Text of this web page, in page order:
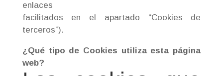
enlaces
facilitados en el apartado “Cookies de
terceros”).
¿Qué tipo de Cookies utiliza esta página
web?